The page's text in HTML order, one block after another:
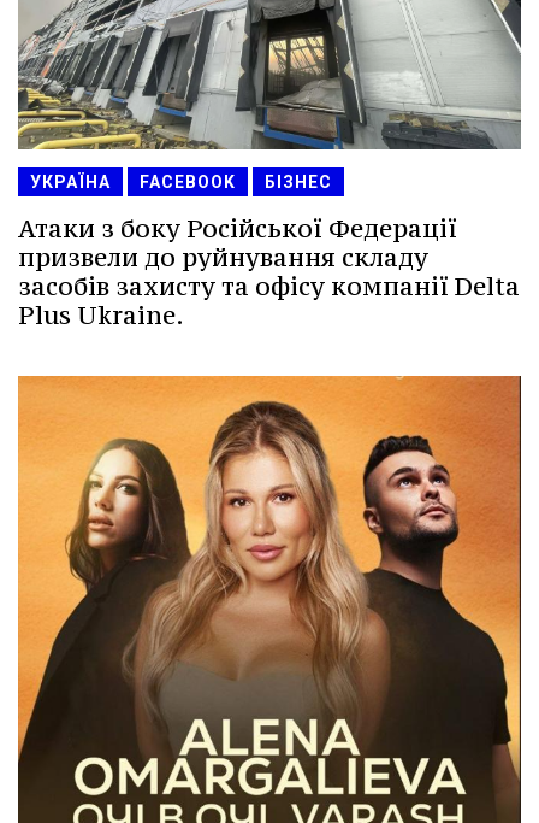
УКРАЇНА FACEBOOK БІЗНЕС
Атаки з боку Російської Федерації
призвели до руйнування складу
засобів захисту та офісу компанії Delta
Plus Ukraine.